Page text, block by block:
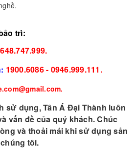
trì:
1900.6086 - 0946.999.111.
sử dụng, Tân Á Đại Thành luôn
vấn đề của quý khách. Chúc
và thoải mái khi sử dụng sản
tôi.